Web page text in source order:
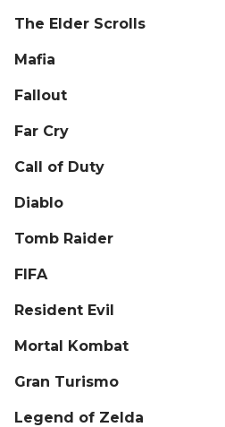
The Elder Scrolls
Mafia
Fallout
Far Cry
Call of Duty
Diablo
Tomb Raider
FIFA
Resident Evil
Mortal Kombat
Gran Turismo
Legend of Zelda